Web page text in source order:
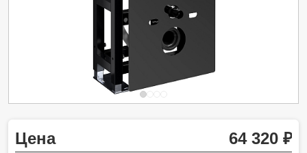
Цена 64 320